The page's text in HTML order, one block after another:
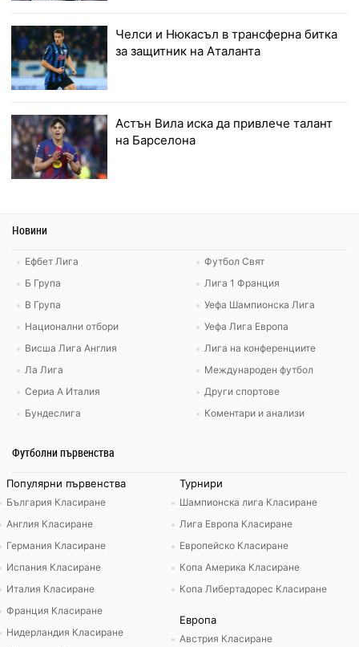
Челси и Нюкасъл в трансферна битка
за защитник на Аталанта
Астън Вила иска да привлече талант
на Барселона
Новини
Ефбет Лига
Б Група
В Група
Национални отбори
Висша Лига Англия
Ла Лига
Сериа А Италия
Бундеслига
Футбол Свят
Лига 1 Франция
Уефа Шампионска Лига
Уефа Лига Европа
Лига на конференциите
Международен футбол
Други спортове
Коментари и анализи
Футболни първенства
Популярни първенства
България Класиране
Англия Класиране
Германия Класиране
Испания Класиране
Италия Класиране
Франция Класиране
Нидерландия Класиране
Турнири
Шампионска лига Класиране
Лига Европа Класиране
Европейско Класиране
Копа Америка Класиране
Копа Либертадорес Класиране
Европа
Австрия Класиране